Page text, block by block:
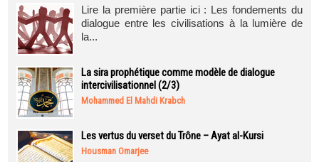
Lire la première partie ici : Les fondements du
dialogue entre les civilisations à la lumière de
la...
La sira prophétique comme modèle de dialogue
intercivilisationnel (2/3)
Mohammed El Mahdi Krabch
Les vertus du verset du Trône – Ayat al-Kursi
Housman Omarjee